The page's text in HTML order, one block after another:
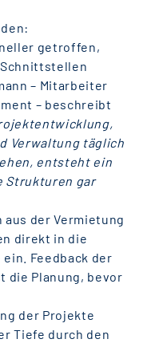
getroffen,
– Mitarbeiter
– beschreibt
Verwaltung täglich
entsteht ein
Strukturen gar
der Vermietung
direkt in die
Feedback der
die Planung, bevor
der Projekte
Tiefe durch den